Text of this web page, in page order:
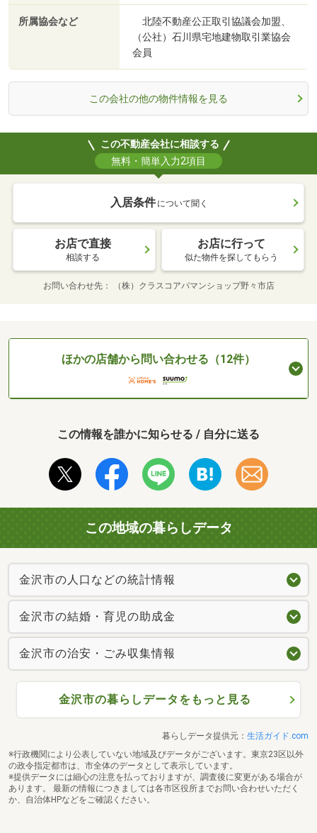
所属協会など
北陸不動産公正取引協議会加盟、
（公社）石川県宅地建物取引業協会
会員
この会社の他の物件情報を見る
この不動産会社に相談する
無料・簡単入力2項目
入居条件 について聞く
お店で直接
相談する
お店に行って
似た物件を探してもらう
お問い合わせ先 （株）クラスコアパマンショップ野々市店
ほかの店舗から問い合わせる（12件）
この情報を誰かに知らせる / 自分に送る
この地域の暮らしデータ
金沢市の人口などの統計情報
金沢市の結婚・育児の助成金
金沢市の治安・ごみ収集情報
金沢市の暮らしデータをもっと見る
暮らしデータ提供元： 生活ガイド.com
※行政機関により公表していない地域及びデータがございます。東京23区以外
の政令指定都市は、市全体のデータとして表示しています。
※提供データには細心の注意を払っておりますが、調査後に変更がある場合が
あります。 最新の情報につきましては各市区役所までお問い合わせいただく
か、自治体HPなどをご確認ください。